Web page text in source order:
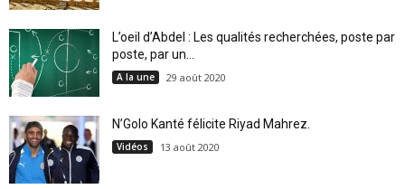
L’oeil d’Abdel : Les qualités recherchées, poste par
poste, par un...
A la une 29 août 2020
N’Golo Kanté félicite Riyad Mahrez.
Vidéos 13 août 2020